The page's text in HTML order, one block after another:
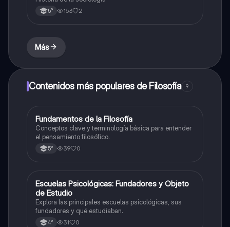
5° 153 2
Más
Contenidos más populares de Filosofía 9
FFilosofía
Fundamentos de la Filosofía
Conceptos clave y terminología básica para entender
el pensamiento filosófico.
5° 39 0
EFilosofía
Escuelas Psicológicas: Fundadores y Objeto
de Estudio
Explora las principales escuelas psicológicas, sus
fundadores y qué estudiaban.
4° 31 0